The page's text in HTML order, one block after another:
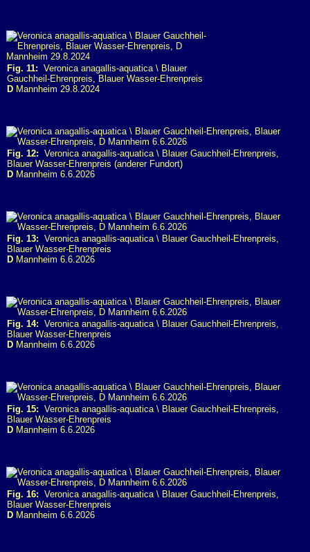
Fig. 11: Veronica anagallis-aquatica \ Blauer
Gauchheil-Ehrenpreis, Blauer Wasser-Ehrenpreis
D Mannheim 29.8.2024
Fig. 12: Veronica anagallis-aquatica \ Blauer Gauchheil-Ehrenpreis,
Blauer Wasser-Ehrenpreis (anderer Fundort)
D Mannheim 6.6.2026
Fig. 13: Veronica anagallis-aquatica \ Blauer Gauchheil-Ehrenpreis,
Blauer Wasser-Ehrenpreis
D Mannheim 6.6.2026
Fig. 14: Veronica anagallis-aquatica \ Blauer Gauchheil-Ehrenpreis,
Blauer Wasser-Ehrenpreis
D Mannheim 6.6.2026
Fig. 15: Veronica anagallis-aquatica \ Blauer Gauchheil-Ehrenpreis,
Blauer Wasser-Ehrenpreis
D Mannheim 6.6.2026
Fig. 16: Veronica anagallis-aquatica \ Blauer Gauchheil-Ehrenpreis,
Blauer Wasser-Ehrenpreis
D Mannheim 6.6.2026